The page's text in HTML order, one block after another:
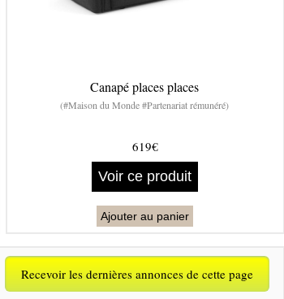
Canapé places places
(#Maison du Monde #Partenariat rémunéré)
619€
Voir ce produit
Ajouter au panier
Recevoir les dernières annonces de cette page